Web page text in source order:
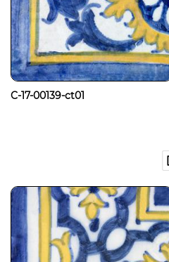
C-17-00139-ct01